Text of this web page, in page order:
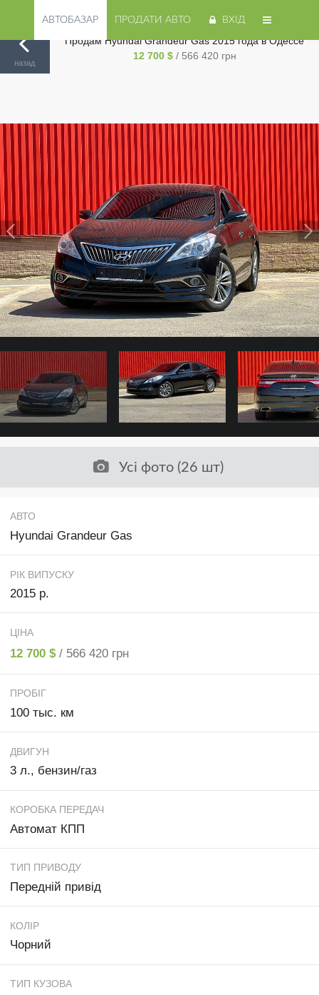
АВТОБАЗАР ПРОДАТИ АВТО ВХІД
Одесса/Hyundai/Grandeur
назад
Продам Hyundai Grandeur Gas 2015 года в Одессе
12 700 $ / 566 420 грн
Усі фото (26 шт)
АВТО
Hyundai Grandeur Gas
РІК ВИПУСКУ
2015 р.
ЦІНА
12 700 $ / 566 420 грн
ПРОБІГ
100 тыс. км
ДВИГУН
3 л., бензин/газ
КОРОБКА ПЕРЕДАЧ
Автомат КПП
ТИП ПРИВОДУ
Передній привід
КОЛІР
Чорний
ТИП КУЗОВА